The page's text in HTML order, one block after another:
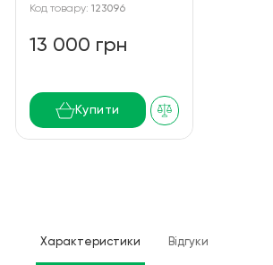
Код товару: 123096
13 000 грн
Купити
Характеристики Відгуки